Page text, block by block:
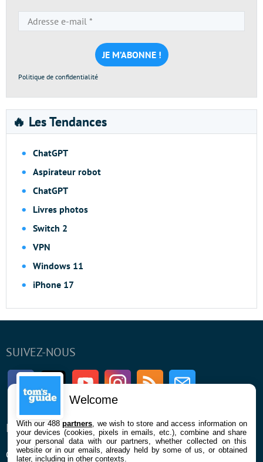
e-
mail
*
Politique de confidentialité
🔥 Les Tendances
ChatGPT
Aspirateur robot
ChatGPT
Livres photos
Switch 2
VPN
Windows 11
iPhone 17
SUIVEZ-NOUS
FacebookTwitter Youtube InstagramRSS Newsletter
ENTREPRISE
Qui sommes nous
À PROPOS
La rédaction
Welcome
With our 488partners , we wish to store and access information on
your devices (cookies, pixels in emails, etc.), combine and share
your personal data with our partners, whether collected on this
website or in our emails, already held by some of us, or obtained
later, including in other contexts.